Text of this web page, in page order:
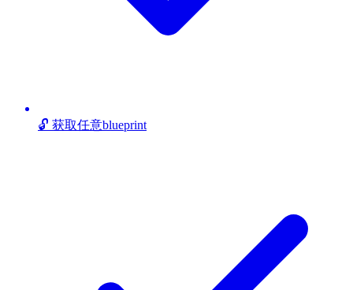
🔓 获取任意blueprint